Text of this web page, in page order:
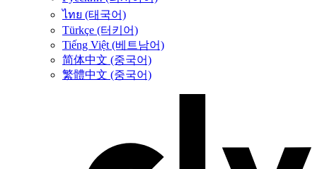
ไทย (태국어)
Türkçe (터키어)
Tiếng Việt (베트남어)
简体中文 (중국어)
繁體中文 (중국어)